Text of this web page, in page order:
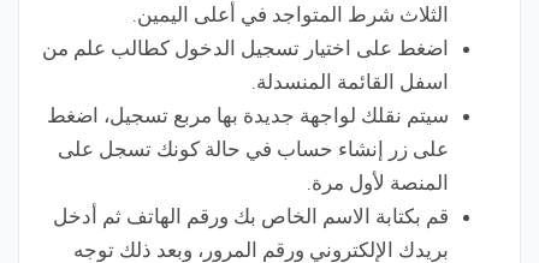
الثلاث شرط المتواجد في أعلى اليمين.
اضغط على اختيار تسجيل الدخول كطالب علم من
اسفل القائمة المنسدلة.
سيتم نقلك لواجهة جديدة بها مربع تسجيل، اضغط
على زر إنشاء حساب في حالة كونك تسجل على
المنصة لأول مرة.
قم بكتابة الاسم الخاص بك ورقم الهاتف ثم أدخل
بريدك الإلكتروني ورقم المرور، وبعد ذلك توجه